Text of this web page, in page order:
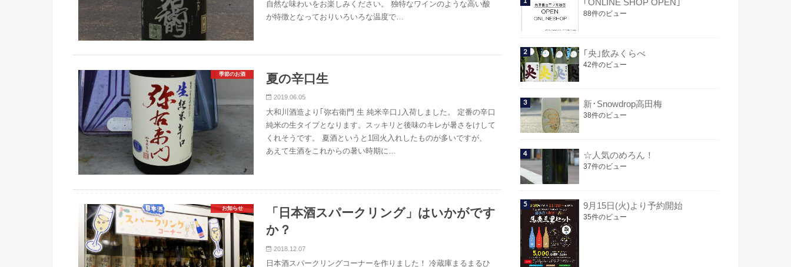
自然な味わいをお楽しみください。 独特なワインのような高い酸
が特徴となっておりいろいろな温度で…
季節のお酒 夏の辛口生
2019.06.05
大和川酒造より｢弥右衛門 生 純米辛口｣入荷しました。 定番の辛口
純米の生タイプとなります。スッキリと後味のキレが暑さをけして
くれそうです。 夏酒というと1回火入れしたものが多いですが、
あえて生酒をこれからの暑い時期に…
お知らせ
「日本酒スパークリング」はいかがです
か？
2018.12.07
日本酒スパークリングコーナーを作りました！ 冷蔵庫まるまるひ
｢ONLINE SHOP OPEN｣
88件のビュー
｢央｣飲みくらべ
42件のビュー
新･Snowdrop高田梅
38件のビュー
☆人気のめろん！
37件のビュー
9月15日(火)より予約開始
35件のビュー